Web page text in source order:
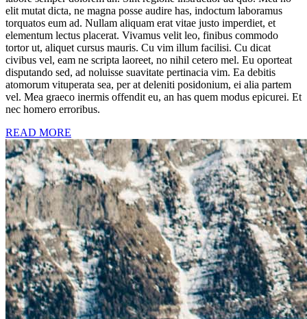
elit mutat dicta, ne magna posse audire has, indoctum laboramus
torquatos eum ad. Nullam aliquam erat vitae justo imperdiet, et
elementum lectus placerat. Vivamus velit leo, finibus commodo
tortor ut, aliquet cursus mauris. Cu vim illum facilisi. Cu dicat
civibus vel, eam ne scripta laoreet, no nihil cetero mel. Eu oporteat
disputando sed, ad noluisse suavitate pertinacia vim. Ea debitis
atomorum vituperata sea, per at deleniti posidonium, ei alia partem
vel. Mea graeco inermis offendit eu, an has quem modus epicurei. Et
nec homero erroribus.
READ MORE